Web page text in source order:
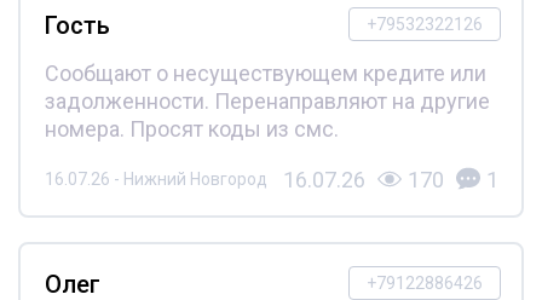
+79532322126
Гость
Сообщают о несуществующем кредите или
задолженности. Перенаправляют на другие
номера. Просят коды из смс.
16.07.26 - Нижний Новгород 16.07.26 170 1
+79122886426
Олег